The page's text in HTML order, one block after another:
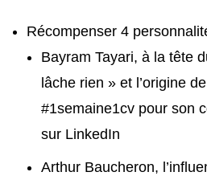
Récompenser 4
Bayram Tayari, à la tête
lâche rien » et l’origine
#1semaine1cv pour son
sur LinkedIn
Arthur Baucheron,